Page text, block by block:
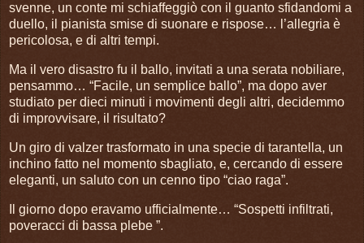
svenne, un conte mi schiaffeggiò con il guanto sfidandomi a
duello, il pianista smise di suonare e rispose… l’allegria è
pericolosa, e di altri tempi.
Ma il vero disastro fu il ballo, invitati a una serata nobiliare,
pensammo… “Facile, un semplice ballo”, ma dopo aver
studiato per dieci minuti i movimenti degli altri, decidemmo
di improvvisare, il risultato?
Un giro di valzer trasformato in una specie di tarantella, un
inchino fatto nel momento sbagliato, e, cercando di essere
eleganti, un saluto con un cenno tipo “ciao raga”.
Il giorno dopo eravamo ufficialmente… “Sospetti infiltrati,
poveracci di bassa plebe ”.